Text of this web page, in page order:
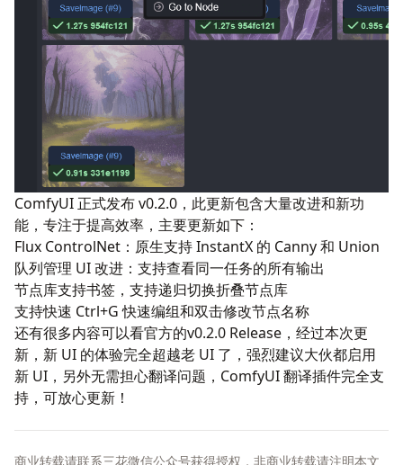
ComfyUI 正式发布 v0.2.0，此更新包含大量改进和新功
能，专注于提高效率，主要更新如下：
Flux ControlNet：原生支持 InstantX 的 Canny和 Union
队列管理 UI 改进：支持查看同一任务的所有输出
节点库支持书签，支持递归切换折叠节点库
支持快速 Ctrl+G 快速编组和双击修改节点名称
还有很多内容可以看官方的v0.2.0 Release ，经过本次更
新，新 UI 的体验完全超越老 UI 了，强烈建议大伙都启用
新 UI，另外无需担心翻译问题， ComfyUI 翻译插件完全支
持，可放心更新！
商业转载请联系三花微信公众号获得授权，非商业转载请注明本文